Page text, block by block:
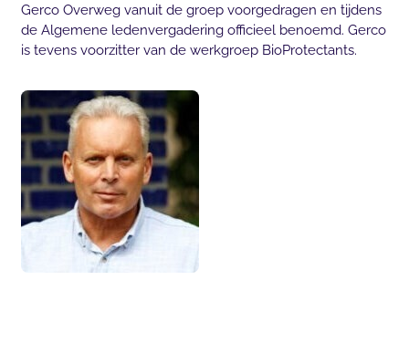
Gerco Overweg vanuit de groep voorgedragen en tijdens
de Algemene ledenvergadering officieel benoemd. Gerco
is tevens voorzitter van de werkgroep BioProtectants.